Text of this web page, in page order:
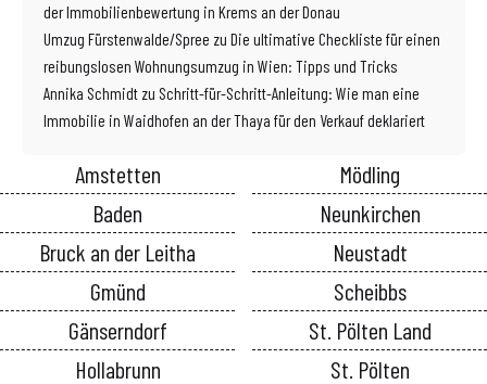
der Immobilienbewertung in Krems an der Donau
Umzug Fürstenwalde/Spree zu Die ultimative Checkliste für einen
reibungslosen Wohnungsumzug in Wien: Tipps und Tricks
Annika Schmidt zu Schritt-für-Schritt-Anleitung: Wie man eine
Immobilie in Waidhofen an der Thaya für den Verkauf deklariert
Amstetten
Baden
Bruck an der Leitha
Gmünd
Gänserndorf
Hollabrunn
Mödling
Neunkirchen
Neustadt
Scheibbs
St. Pölten Land
St. Pölten